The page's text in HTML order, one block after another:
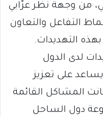
من وجهة نظر عرّابي
التفاعل والتعاون
التهديدات.
لدى الدول
على تعزيز
المشاكل القائمة
دول الساحل